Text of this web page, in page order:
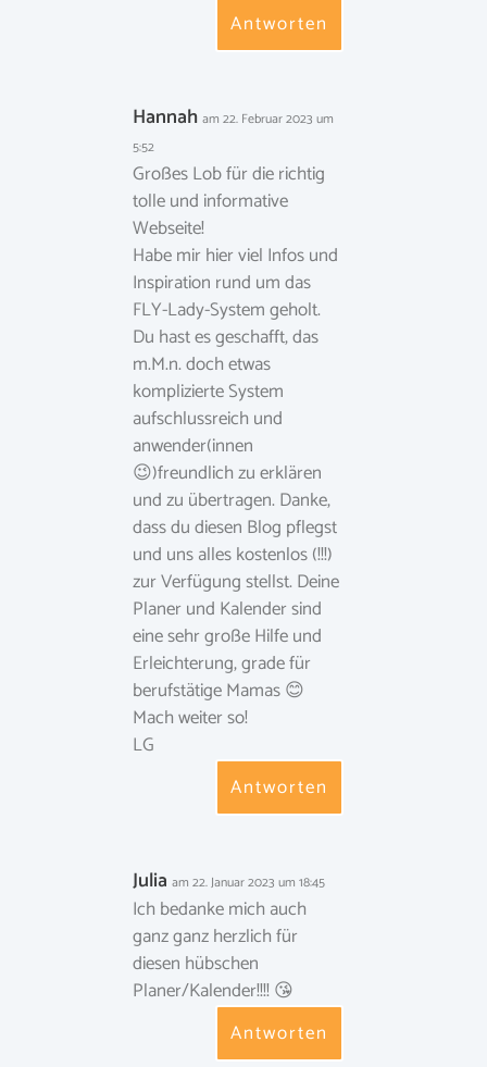
Antworten
Hannah am 22. Februar 2023 um
5:52
Großes Lob für die richtig
tolle und informative
Webseite!
Habe mir hier viel Infos und
Inspiration rund um das
FLY-Lady-System geholt.
Du hast es geschafft, das
m.M.n. doch etwas
komplizierte System
aufschlussreich und
anwender(innen
😉)freundlich zu erklären
und zu übertragen. Danke,
dass du diesen Blog pflegst
und uns alles kostenlos (!!!)
zur Verfügung stellst. Deine
Planer und Kalender sind
eine sehr große Hilfe und
Erleichterung, grade für
berufstätige Mamas 😊
Mach weiter so!
LG
Antworten
Julia am 22. Januar 2023 um 18:45
Ich bedanke mich auch
ganz ganz herzlich für
diesen hübschen
Planer/Kalender!!!! 😘
Antworten